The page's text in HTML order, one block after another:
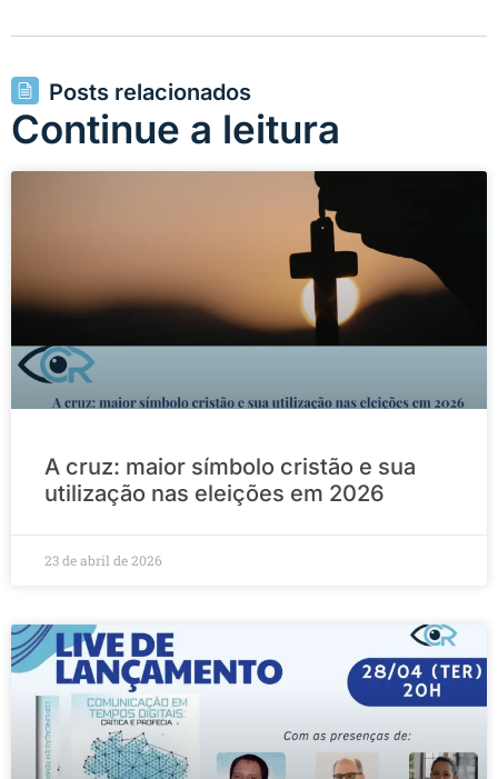
Posts relacionados
Continue a leitura
A cruz: maior símbolo cristão e sua
utilização nas eleições em 2026
23 de abril de 2026